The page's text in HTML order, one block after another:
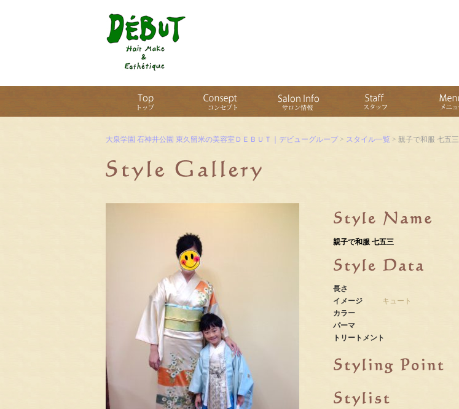
大泉学園 石神井公園 東久留米の美容室ＤＥＢＵＴ｜デビューグループ > スタイル一覧 > 親子で和服 七五三
親子で和服 七五三
長さ
イメージ
キュート
カラー
パーマ
トリートメント